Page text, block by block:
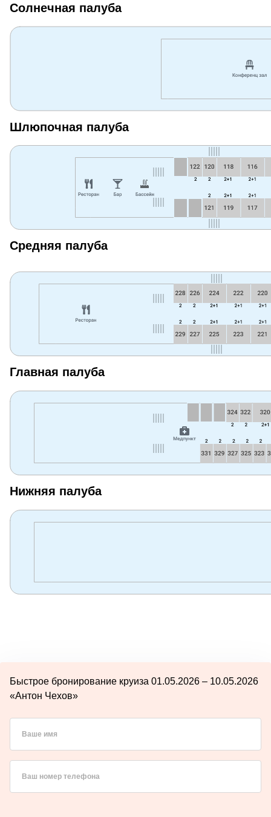
Солнечная палуба
Шлюпочная палуба
Средняя палуба
Главная палуба
Нижняя палуба
Быстрое бронирование круиза 01.05.2026 – 10.05.2026
«Антон Чехов»
Ваше имя
Ваш номер телефона